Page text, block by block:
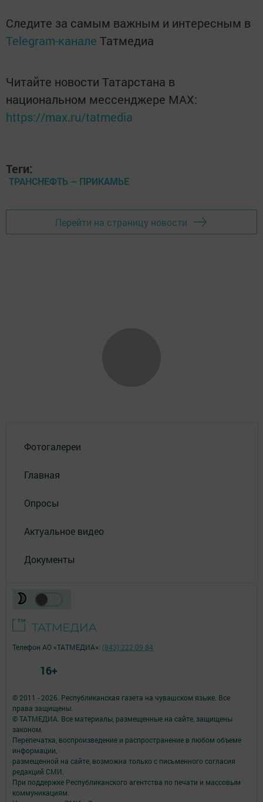
Следите за самым важным и интересным в
Telegram-канале Татмедиа
Читайте новости Татарстана в
национальном мессенджере MАХ:
https://max.ru/tatmedia
Теги:
ТРАНСНЕФТЬ – ПРИКАМЬЕ
Перейти на страницу новости
Фотогалереи
Главная
Опросы
Актуальное видео
Документы
© 2011 - 2026. Республиканская газета на чувашском языке. Все
права защищены.
© ТАТМЕДИА. Все материалы, размещенные на сайте, защищены
законом.
Перепечатка, воспроизведение и распространение в любом объеме
информации,
размещенной на сайте, возможна только с письменного согласия
редакций СМИ.
При поддержке Республиканского агентства по печати и массовым
коммуникациям.
Телефон АО «ТАТМЕДИА»: (843) 222 09 84
16+